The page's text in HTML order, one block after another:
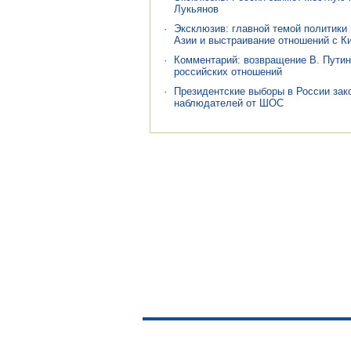
Лукьянов
·
Эксклюзив: главной темой
Азии и выстраивание отношений с
·
Комментарий: возвращение В.
российских отношений
·
Президентские выборы в России
наблюдателей от ШОС